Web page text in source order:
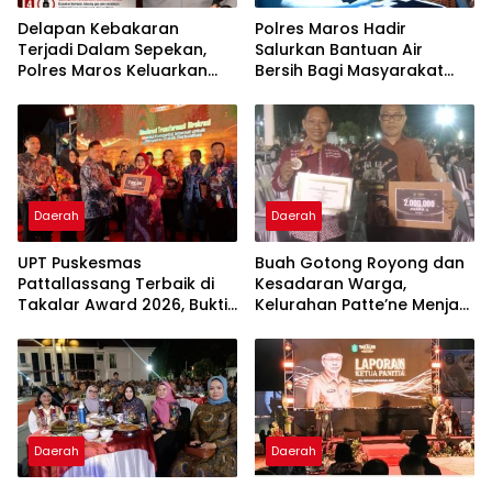
Delapan Kebakaran
Terjadi Dalam Sepekan,
Polres Maros Keluarkan
Masyarakat
Polres Maros Hadir
Salurkan Bantuan Air
Bersih Bagi Masyarakat
Di Maros
Daerah
UPT Puskesmas
Pattallassang Terbaik di
Takalar Award 2026, Bukti
Pelayanan Kesehatan
Berkualitas
Daerah
Buah Gotong Royong dan
Kesadaran Warga,
Kelurahan Patte’ne Menjadi
2026
Daerah Daerah